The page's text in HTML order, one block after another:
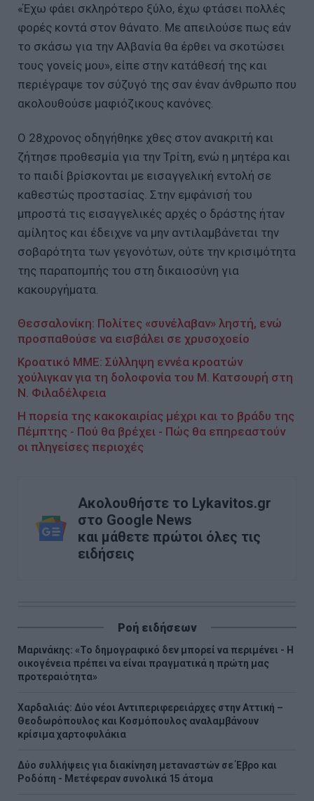
«Έχω φάει σκληρότερο ξύλο, έχω φτάσει πολλές
φορές κοντά στον θάνατο. Με απειλούσε πως εάν
το σκάσω για την Αλβανία θα έρθει να σκοτώσει
τους γονείς μου», είπε στην κατάθεσή της και
περιέγραψε τον σύζυγό της σαν έναν άνθρωπο που
ακολουθούσε μαφιόζικους κανόνες.
Ο 28χρονος οδηγήθηκε χθες στον ανακριτή και
ζήτησε προθεσμία για την Τρίτη, ενώ η μητέρα και
το παιδί βρίσκονται με εισαγγελική εντολή σε
καθεστώς προστασίας. Στην εμφάνισή του
μπροστά τις εισαγγελικές αρχές ο δράστης ήταν
αμίλητος και έδειχνε να μην αντιλαμβάνεται την
σοβαρότητα των γεγονότων, ούτε την κρισιμότητα
της παραπομπής του στη δικαιοσύνη για
κακουργήματα.
Θεσσαλονίκη: Πολίτες «συνέλαβαν» ληστή, ενώ
προσπαθούσε να εισβάλει σε χρυσοχοείο
Κροατικό ΜΜΕ: Σύλληψη εννέα κροατών
χούλιγκαν για τη δολοφονία του Μ. Κατσουρή στη
Ν. Φιλαδέλφεια
Η πορεία της κακοκαιρίας μέχρι και το βράδυ της
Πέμπτης - Πού θα βρέχει - Πώς θα επηρεαστούν
οι πληγείσες περιοχές
Ακολουθήστε το Lykavitos.gr
στο Google News
και μάθετε πρώτοι όλες τις
ειδήσεις
Ροή ειδήσεων
Μαρινάκης: «Το δημογραφικό δεν μπορεί να περιμένει - Η
οικογένεια πρέπει να είναι πραγματικά η πρώτη μας
προτεραιότητα»
Χαρδαλιάς: Δύο νέοι Αντιπεριφερειάρχες στην Αττική –
Θεοδωρόπουλος και Κοσμόπουλος αναλαμβάνουν
κρίσιμα χαρτοφυλάκια
Δύο συλλήψεις για διακίνηση μεταναστών σε Έβρο και
Ροδόπη - Μετέφεραν συνολικά 15 άτομα